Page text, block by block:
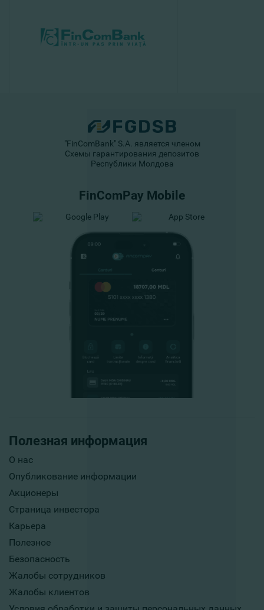
Полезная информация
О нас
Опубликование информации
Акционеры
Страница инвестора
Карьера
Полезное
Безопасность
Жалобы сотрудников
Жалобы клиентов
"FinComBank" S.A. является членом
Схемы гарантирования депозитов
Республики Молдова
FinComPay Mobile